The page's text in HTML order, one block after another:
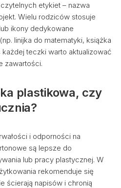
etykiet – nazwa
Wielu rodziców stosuje
ikony dedykowane
linijka do matematyki, książka
teczki warto aktualizować
zawartości.
plastikowa, czy
i odporności na
są lepsze do
lub pracy plastycznej. W
rekomenduje się
ścierają napisów i chronią